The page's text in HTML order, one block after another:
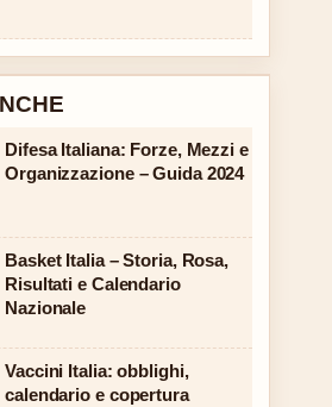
Difesa Italiana: Forze, Mezzi e
Organizzazione – Guida 2024
Basket Italia – Storia, Rosa,
Risultati e Calendario
Nazionale
Vaccini Italia: obblighi,
calendario e copertura